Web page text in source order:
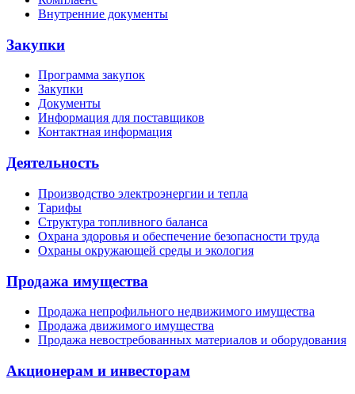
Внутренние документы
Закупки
Программа закупок
Закупки
Документы
Информация для поставщиков
Контактная информация
Деятельность
Производство электроэнергии и тепла
Тарифы
Структура топливного баланса
Охрана здоровья и обеспечение безопасности труда
Охраны окружающей среды и экология
Продажа имущества
Продажа непрофильного недвижимого имущества
Продажа движимого имущества
Продажа невостребованных материалов и оборудования
Акционерам и инвесторам